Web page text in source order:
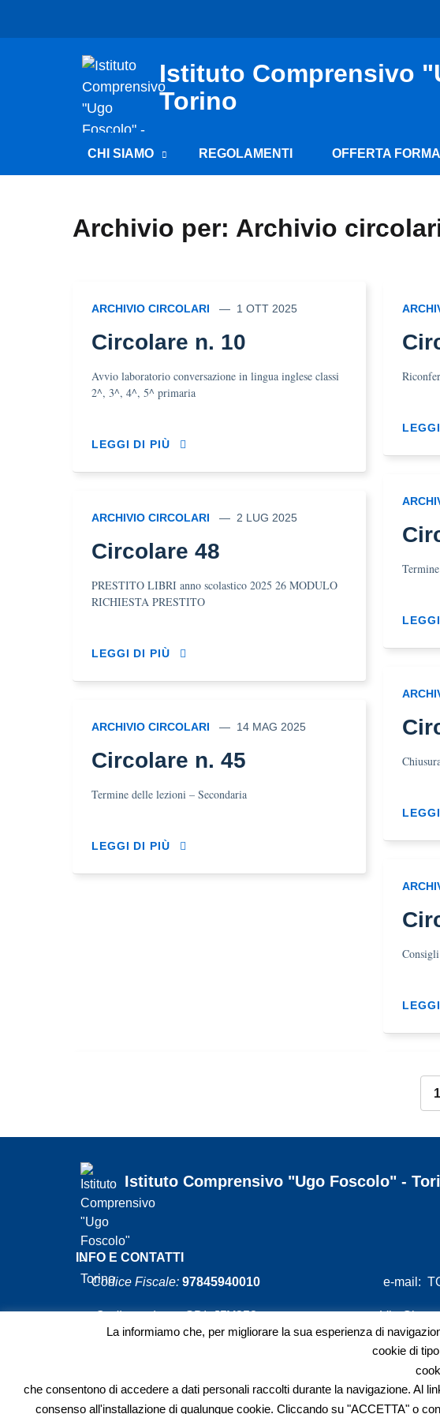
Istituto Comprensivo
Torino
CHI SIAMO REGOLAMENTI OFFERTA
Archivio per: Archivio
ARCHIVIO CIRCOLARI 1 OTT 2025
Circolare n. 10
Avvio laboratorio conversazione in lingua inglese classi
2^, 3^, 4^, 5^ primaria
LEGGI DI PIÙ
ARCHIVIO CIRCOLARI 2 LUG 2025
Circolare 48
PRESTITO LIBRI anno scolastico 2025 26 MODULO
RICHIESTA PRESTITO
LEGGI DI PIÙ
ARCHIVIO CIRCOLARI 14 MAG 2025
Circolare n. 45
Termine delle lezioni – Secondaria
LEGGI DI PIÙ
1
Istituto Comprensivo "Ugo Foscolo" -
INFO E CONTATTI
Codice Fiscale: 97845940010 e-mail:
Codice univocoSDI:J5V252 Via
La informiamo che, per migliorare la sua esperienza di
cookie di
che consentono di accedere a dati personali raccolti durante la navigazione. Al
consenso all'installazione di qualunque cookie. Cliccando su "ACCETTA" o